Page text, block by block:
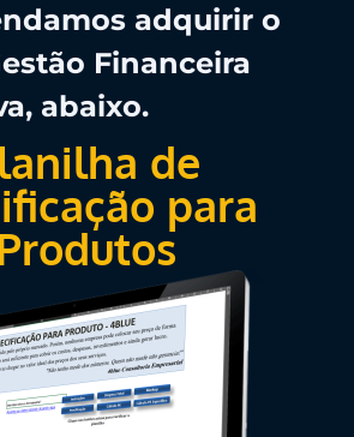
adquirir o
Financeira
abaixo.
de
para